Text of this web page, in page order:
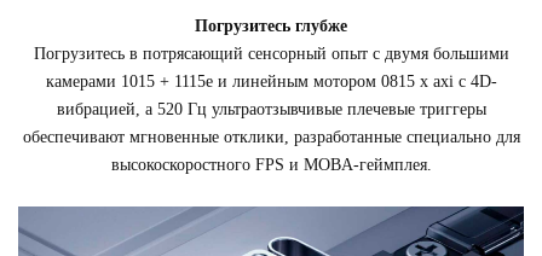
Погрузитесь глубже
Погрузитесь в потрясающий сенсорный опыт с двумя большими
камерами 1015 + 1115e и линейным мотором 0815 x axi с 4D-
вибрацией, а 520 Гц ультраотзывчивые плечевые триггеры
обеспечивают мгновенные отклики, разработанные специально для
высокоскоростного FPS и MOBA-геймплея.